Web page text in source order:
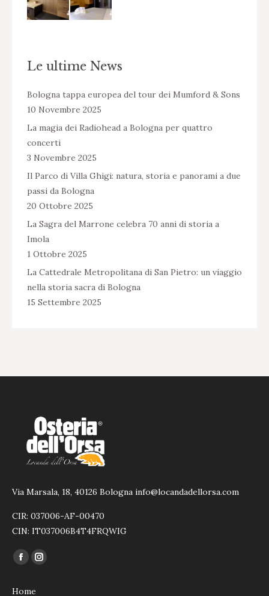
Le ultime News
Bologna tappa europea del tour dei Mumford & Sons
10 Novembre 2025
La magia dei Radiohead a Bologna per quattro
concerti
3 Novembre 2025
Il Parco di Villa Ghigi: natura, storia e panorami a due
passi da Bologna
20 Ottobre 2025
La Sagra del Marrone celebra 70 anni di storia a
Imola
1 Ottobre 2025
La Cattedrale Metropolitana di San Pietro: un viaggio
nella storia sacra di Bologna
15 Settembre 2025
Via Marsala, 18, 40126 Bologna info@locandadellorsa.com
CIR: 037006-AF-00470
CIN: IT037006B4T4FRQWIG
Ci puoi trovare su:
FacebookInstagram
Home